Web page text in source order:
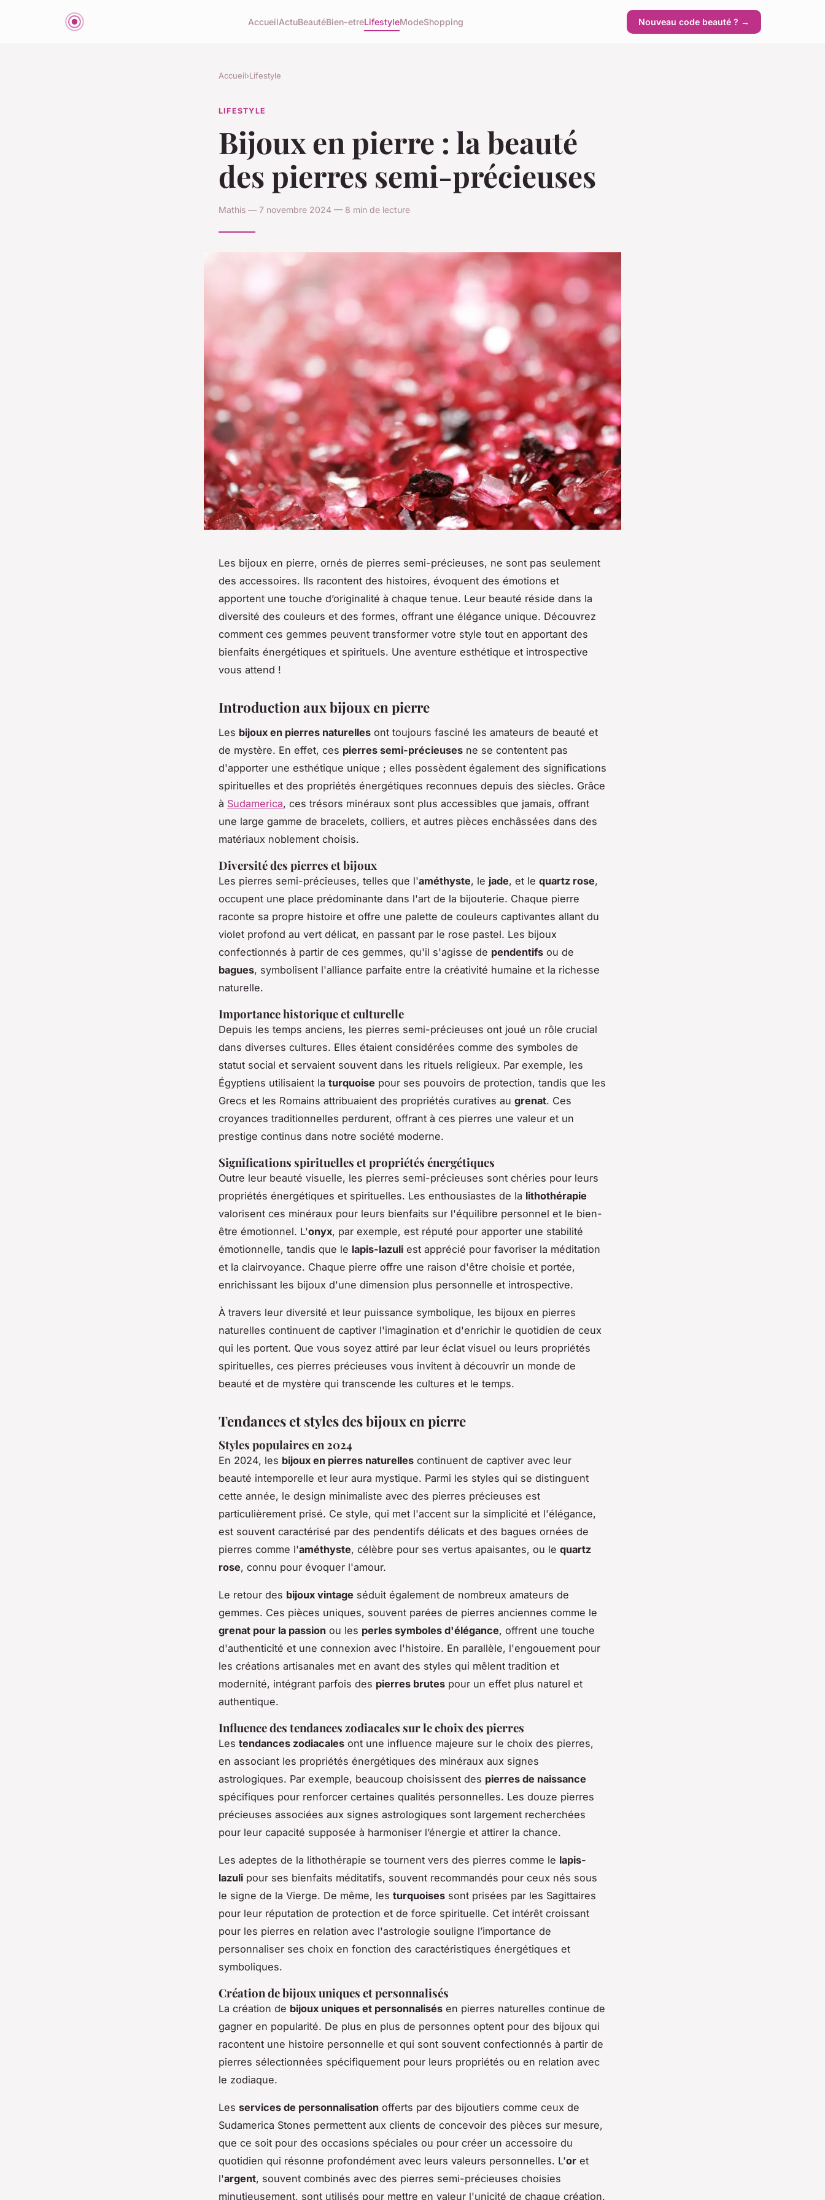
AccueilActuBeautéBien-etreLifestyleModeShopping Nouveau code beauté ? →
Accueil›Lifestyle
LIFESTYLE
Bijoux en pierre : la beauté
des pierres semi-précieuses
Mathis — 7 novembre 2024 — 8 min de lecture
Les bijoux en pierre, ornés de pierres semi-précieuses, ne sont pas seulement
des accessoires. Ils racontent des histoires, évoquent des émotions et
apportent une touche d’originalité à chaque tenue. Leur beauté réside dans la
diversité des couleurs et des formes, offrant une élégance unique. Découvrez
comment ces gemmes peuvent transformer votre style tout en apportant des
bienfaits énergétiques et spirituels. Une aventure esthétique et introspective
vous attend !
Introduction aux bijoux en pierre
Les bijoux en pierres naturelles ont toujours fasciné les amateurs de beauté et
de mystère. En effet, ces pierres semi-précieuses ne se contentent pas
d'apporter une esthétique unique ; elles possèdent également des significations
spirituelles et des propriétés énergétiques reconnues depuis des siècles. Grâce
à Sudamerica, ces trésors minéraux sont plus accessibles que jamais, offrant
une large gamme de bracelets, colliers, et autres pièces enchâssées dans des
matériaux noblement choisis.
Diversité des pierres et bijoux
Les pierres semi-précieuses, telles que l'améthyste, le jade, et le quartz rose,
occupent une place prédominante dans l'art de la bijouterie. Chaque pierre
raconte sa propre histoire et offre une palette de couleurs captivantes allant du
violet profond au vert délicat, en passant par le rose pastel. Les bijoux
confectionnés à partir de ces gemmes, qu'il s'agisse de pendentifs ou de
bagues, symbolisent l'alliance parfaite entre la créativité humaine et la richesse
naturelle.
Importance historique et culturelle
Depuis les temps anciens, les pierres semi-précieuses ont joué un rôle crucial
dans diverses cultures. Elles étaient considérées comme des symboles de
statut social et servaient souvent dans les rituels religieux. Par exemple, les
Égyptiens utilisaient la turquoise pour ses pouvoirs de protection, tandis que les
Grecs et les Romains attribuaient des propriétés curatives au grenat. Ces
croyances traditionnelles perdurent, offrant à ces pierres une valeur et un
prestige continus dans notre société moderne.
Significations spirituelles et propriétés énergétiques
Outre leur beauté visuelle, les pierres semi-précieuses sont chéries pour leurs
propriétés énergétiques et spirituelles. Les enthousiastes de la lithothérapie
valorisent ces minéraux pour leurs bienfaits sur l'équilibre personnel et le bien-
être émotionnel. L'onyx, par exemple, est réputé pour apporter une stabilité
émotionnelle, tandis que le lapis-lazuli est apprécié pour favoriser la méditation
et la clairvoyance. Chaque pierre offre une raison d'être choisie et portée,
enrichissant les bijoux d'une dimension plus personnelle et introspective.
À travers leur diversité et leur puissance symbolique, les bijoux en pierres
naturelles continuent de captiver l'imagination et d'enrichir le quotidien de ceux
qui les portent. Que vous soyez attiré par leur éclat visuel ou leurs propriétés
spirituelles, ces pierres précieuses vous invitent à découvrir un monde de
beauté et de mystère qui transcende les cultures et le temps.
Tendances et styles des bijoux en pierre
Styles populaires en 2024
En 2024, les bijoux en pierres naturelles continuent de captiver avec leur
beauté intemporelle et leur aura mystique. Parmi les styles qui se distinguent
cette année, le design minimaliste avec des pierres précieuses est
particulièrement prisé. Ce style, qui met l'accent sur la simplicité et l'élégance,
est souvent caractérisé par des pendentifs délicats et des bagues ornées de
pierres comme l'améthyste, célèbre pour ses vertus apaisantes, ou le quartz
rose, connu pour évoquer l'amour.
Le retour des bijoux vintage séduit également de nombreux amateurs de
gemmes. Ces pièces uniques, souvent parées de pierres anciennes comme le
grenat pour la passion ou les perles symboles d'élégance, offrent une touche
d'authenticité et une connexion avec l'histoire. En parallèle, l'engouement pour
les créations artisanales met en avant des styles qui mêlent tradition et
modernité, intégrant parfois des pierres brutes pour un effet plus naturel et
authentique.
Influence des tendances zodiacales sur le choix des pierres
Les tendances zodiacales ont une influence majeure sur le choix des pierres,
en associant les propriétés énergétiques des minéraux aux signes
astrologiques. Par exemple, beaucoup choisissent des pierres de naissance
spécifiques pour renforcer certaines qualités personnelles. Les douze pierres
précieuses associées aux signes astrologiques sont largement recherchées
pour leur capacité supposée à harmoniser l’énergie et attirer la chance.
Les adeptes de la lithothérapie se tournent vers des pierres comme le lapis-
lazuli pour ses bienfaits méditatifs, souvent recommandés pour ceux nés sous
le signe de la Vierge. De même, les turquoises sont prisées par les Sagittaires
pour leur réputation de protection et de force spirituelle. Cet intérêt croissant
pour les pierres en relation avec l'astrologie souligne l’importance de
personnaliser ses choix en fonction des caractéristiques énergétiques et
symboliques.
Création de bijoux uniques et personnalisés
La création de bijoux uniques et personnalisés en pierres naturelles continue de
gagner en popularité. De plus en plus de personnes optent pour des bijoux qui
racontent une histoire personnelle et qui sont souvent confectionnés à partir de
pierres sélectionnées spécifiquement pour leurs propriétés ou en relation avec
le zodiaque.
Les services de personnalisation offerts par des bijoutiers comme ceux de
Sudamerica Stones permettent aux clients de concevoir des pièces sur mesure,
que ce soit pour des occasions spéciales ou pour créer un accessoire du
quotidien qui résonne profondément avec leurs valeurs personnelles. L'or et
l'argent, souvent combinés avec des pierres semi-précieuses choisies
minutieusement, sont utilisés pour mettre en valeur l'unicité de chaque création.